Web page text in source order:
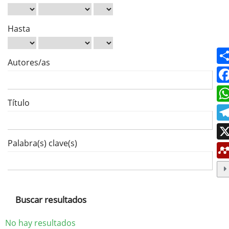
Hasta
Autores/as
Título
Palabra(s) clave(s)
Buscar resultados
No hay resultados